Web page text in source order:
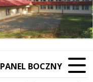
PANEL BOCZNY